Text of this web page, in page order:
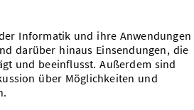
Informatik und ihre Anwendungen
darüber hinaus Einsendungen, die
und beeinflusst. Außerdem sind
über Möglichkeiten und